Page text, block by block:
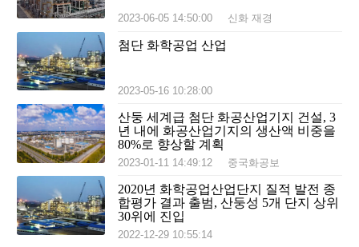
2023-06-05 14:50:00 신화 재경
첨단 화학공업 산업
2023-05-16 10:28:00
산둥 세계급 첨단 화공산업기지 건설, 3
년 내에 화공산업기지의 생산액 비중을
80%로 향상할 계획
2023-01-11 14:49:12 중국화공보
2020년 화학공업산업단지 질적 발전 종
합평가 결과 출범, 산둥성 5개 단지 상위
30위에 진입
2022-12-29 10:55:14